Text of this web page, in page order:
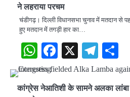
ने लहराया परचम
चंडीगढ़। दिल्ली विधानसभा चुनाव में मतदान से
हुए मतदान में तगड़ी हार का…
WhatsApp
Facebook
X
कांग्रेस नेआतिशी के सामने अलका लांबा